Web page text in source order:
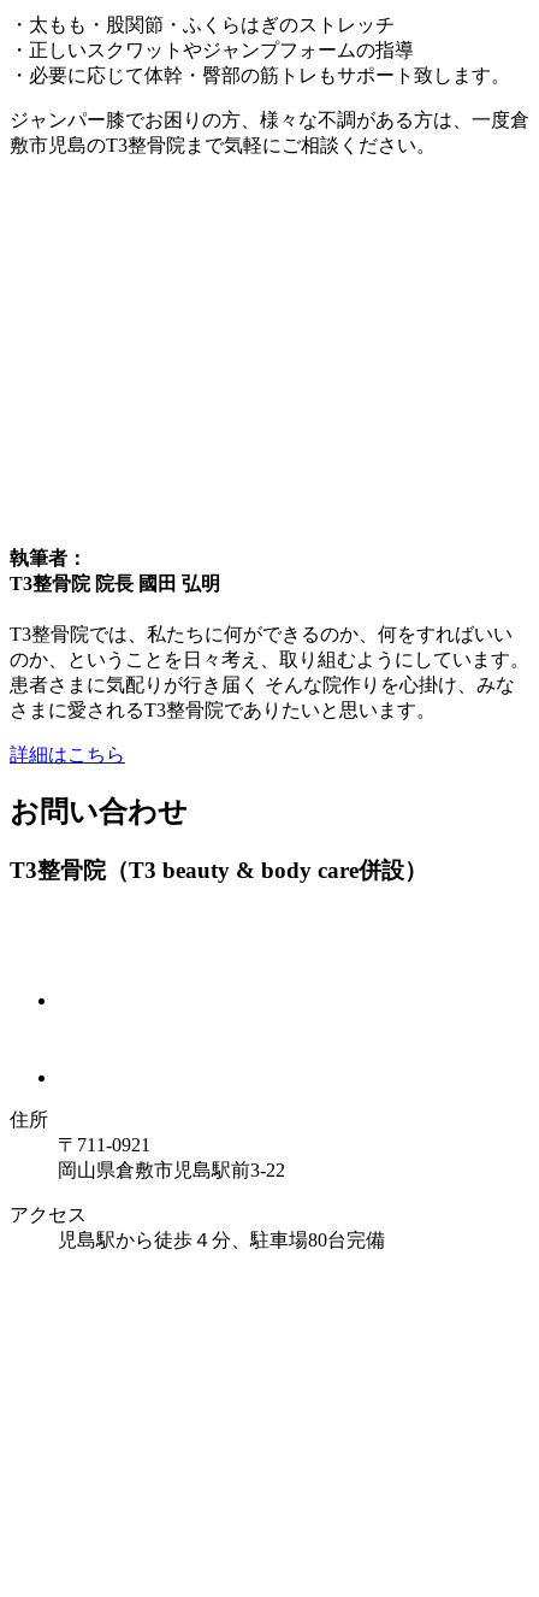
・太もも・股関節・ふくらはぎのストレッチ
・正しいスクワットやジャンプフォームの指導
・必要に応じて体幹・臀部の筋トレもサポート致します。
ジャンパー膝でお困りの方、様々な不調がある方は、一度倉
敷市児島のT3整骨院まで気軽にご相談ください。
執筆者：
T3整骨院 院長 國田 弘明
T3整骨院では、私たちに何ができるのか、何をすればいい
のか、ということを日々考え、取り組むようにしています。
患者さまに気配りが行き届く そんな院作りを心掛け、みな
さまに愛されるT3整骨院でありたいと思います。
詳細はこちら
お問い合わせ
T3整骨院（T3 beauty & body care併設）
住所
〒711-0921
岡山県倉敷市児島駅前3-22
アクセス
児島駅から徒歩４分、駐車場80台完備